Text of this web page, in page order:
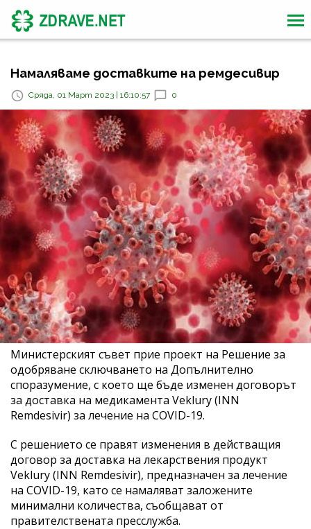
Намаляваме доставките на ремдесивир
Сряда, 01 Март 2023 | 16:10:57 0
Министерският съвет прие проект на Решение за
одобряване сключването на Допълнително
споразумение, с което ще бъде изменен договорът
за доставка на медикамента Veklury (INN
Remdesivir) за лечение на COVID-19.
С решението се правят изменения в действащия
договор за доставка на лекарствения продукт
Veklury (INN Remdesivir), предназначен за лечение
на COVID-19, като се намаляват заложените
минимални количества, съобщават от
правителствената пресслужба.